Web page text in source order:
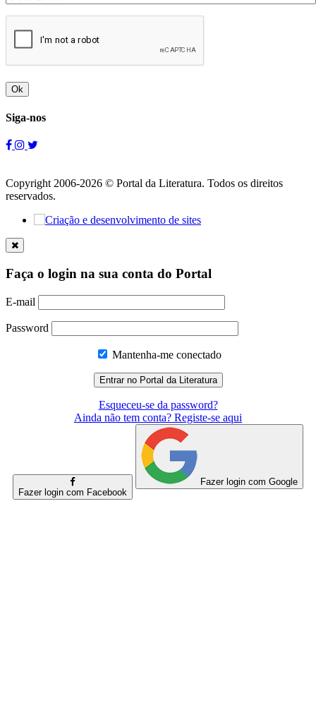
Ok
Siga-nos
Copyright 2006-2026 © Portal da Literatura. Todos os direitos
reservados.
Faça o login na sua conta do Portal
E-mail
Password
Mantenha-me conectado
Esqueceu-se da password?
Ainda não tem conta? Registe-se aqui
Fazer login com Facebook
Fazer login com Google